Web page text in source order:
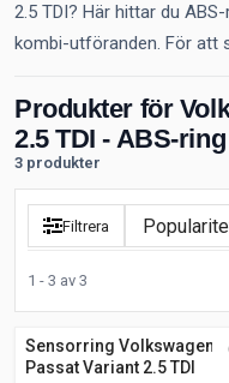
2.5 TDI? Här hittar du
kombi-utföranden. För att
Produkter för
2.5 TDI - ABS-ring
3 produkter
Filtrera
1 - 3 av 3
Sensorring Volkswagen
Passat Variant 2.5 TDI